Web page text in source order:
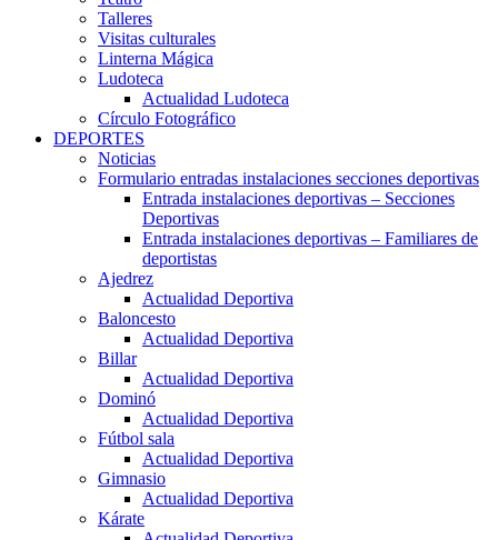
Talleres
Visitas culturales
Linterna Mágica
Ludoteca
Actualidad Ludoteca
Círculo Fotográfico
DEPORTES
Noticias
Formulario entradas instalaciones secciones deportivas
Entrada instalaciones deportivas – Secciones
Deportivas
Entrada instalaciones deportivas – Familiares de
deportistas
Ajedrez
Actualidad Deportiva
Baloncesto
Actualidad Deportiva
Billar
Actualidad Deportiva
Dominó
Actualidad Deportiva
Fútbol sala
Actualidad Deportiva
Gimnasio
Actualidad Deportiva
Kárate